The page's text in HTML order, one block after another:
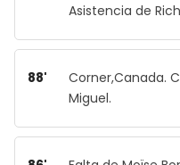
Asistencia de
88'
Corner,Canada.
Miguel.